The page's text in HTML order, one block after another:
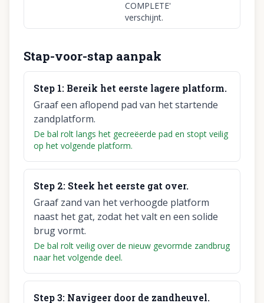
COMPLETE'
verschijnt.
Stap-voor-stap aanpak
Step 1: Bereik het eerste lagere platform.
Graaf een aflopend pad van het startende
zandplatform.
De bal rolt langs het gecreëerde pad en stopt veilig
op het volgende platform.
Step 2: Steek het eerste gat over.
Graaf zand van het verhoogde platform
naast het gat, zodat het valt en een solide
brug vormt.
De bal rolt veilig over de nieuw gevormde zandbrug
naar het volgende deel.
Step3: Navigeer door de zandheuvel.